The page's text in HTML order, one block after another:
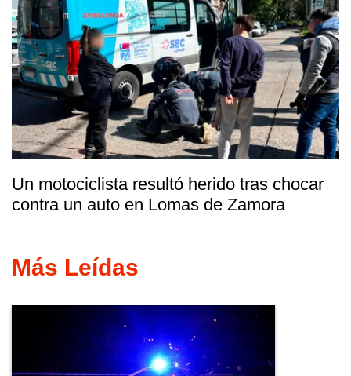
Un motociclista resultó herido tras chocar
contra un auto en Lomas de Zamora
Más Leídas